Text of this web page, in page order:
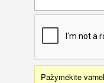
Pažymėkite